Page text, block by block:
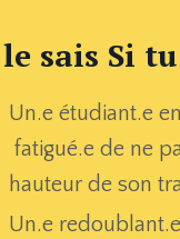
sais Si
Un.e étudiant.e
fatigué.e de ne
hauteur de son
Un.e